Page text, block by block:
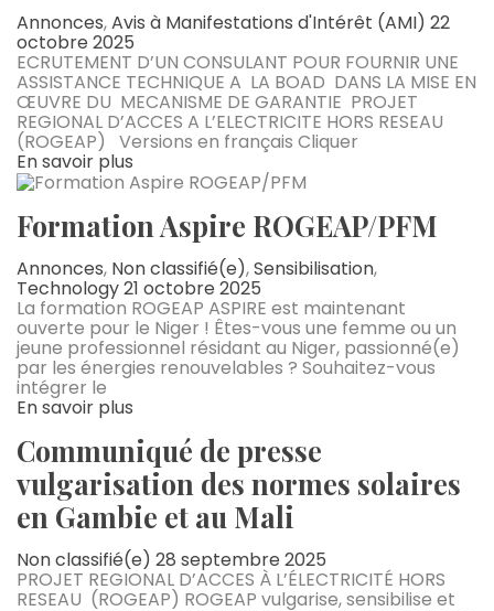
Annonces,Avis à Manifestations d'Intérêt (AMI) 22
octobre 2025
ECRUTEMENT D’UN CONSULANT POUR FOURNIR UNE
ASSISTANCE TECHNIQUE A LA BOAD DANS LA MISE EN
ŒUVRE DU MECANISME DE GARANTIE PROJET
REGIONAL D’ACCES A L’ELECTRICITE HORS RESEAU
(ROGEAP) Versions en français Cliquer
En savoir plus
Formation Aspire ROGEAP/PFM
Annonces, Non classifié(e),Sensibilisation,
Technology21 octobre 2025
La formation ROGEAP ASPIRE est maintenant
ouverte pour le Niger ! Êtes-vous une femme ou un
jeune professionnel résidant au Niger, passionné(e)
par les énergies renouvelables ? Souhaitez-vous
intégrer le
En savoir plus
Communiqué de presse
vulgarisation des normes solaires
en Gambie et au Mali
Non classifié(e) 28 septembre 2025
PROJET REGIONAL D’ACCES À L’ÉLECTRICITÉ HORS
RESEAU (ROGEAP) ROGEAP vulgarise, sensibilise et